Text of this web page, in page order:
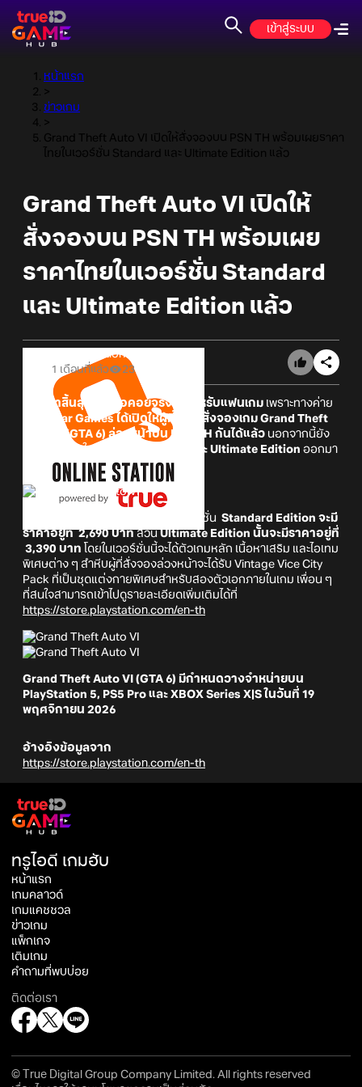
เข้าสู่ระบบ
หน้าแรก
>
ข่าวเกม
>
Grand Theft Auto VI เปิดให้สั่งจองบน PSN TH พร้อมเผยราคา
ไทยในเวอร์ชั่น Standard และ Ultimate Edition แล้ว
Grand Theft Auto VI เปิดให้
สั่งจองบน PSN TH พร้อมเผย
ราคาไทยในเวอร์ชั่น Standard
และ Ultimate Edition แล้ว
Online Station
1 เดือนที่แล้ว
23
เรียกว่าสิ้นสุดการรอคอยจริง ๆ สำหรับแฟนเกม เพราะทางค่าย
Rockstar Games ได้เปิดให้ผู้ที่สนใจสั่งจองเกม Grand Theft
Auto VI (GTA 6) ล่วงหน้าบน PSN TH กันได้แล้ว นอกจากนี้ยัง
เผยราคาไทยในเวอร์ชั่น
Standard และ Ultimate Edition ออกมา
สำหรับ Grand Theft Auto VI ในเวอร์ชั่น Standard Edition จะมี
ราคาอยู่ที่ 2,690 บาทส่วนUltimate Edition นั้นจะมีราคาอยู่ที่
3,390 บาท โดยในเวอร์ชั่นนี้จะได้ตัวเกมหลัก เนื้อหาเสริม และไอเทม
พิเศษต่าง ๆ สำหีบผู้ที่สั่งจองล่วงหน้าจะได้รับ Vintage Vice City
Pack ที่เป็นชุดแต่งกายพิเศษสำหรับสองตัวเอกภายในเกม เพื่อน ๆ
ที่สนใจสามารถเข้าไปดูรายละเอียดเพิ่มเติมได้ที่
https://store.playstation.com/en-th
Grand Theft Auto VI (GTA 6) มีกำหนดวางจำหน่ายบน
PlayStation 5, PS5 Pro และ XBOX Series X|S ในวันที่ 19
พฤศจิกายน 2026
อ้างอิงข้อมูลจาก
https://store.playstation.com/en-th
ทรูไอดี เกมฮับ
หน้าแรก
เกมคลาวด์
เกมแคชชวล
ข่าวเกม
แพ็กเกจ
เติมเกม
คำถามที่พบบ่อย
ติดต่อเรา
© True Digital Group Company Limited. All rights reserved